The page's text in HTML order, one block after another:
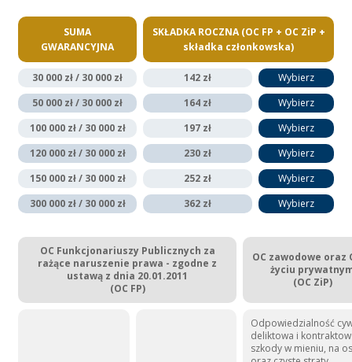
SUMA
GWARANCYJNA
SKŁADKA ROCZNA (OC FP + OC ZiP +
składka członkowska)
30 000 zł / 30 000 zł 142 zł
Wybierz
50 000 zł / 30 000 zł
164 zł
Wybierz
100 000 zł / 30 000 zł
197 zł
Wybierz
120 000 zł / 30 000 zł
230 zł
Wybierz
150 000 zł / 30 000 zł
252 zł
Wybierz
300 000 zł / 30 000 zł
362 zł Wybierz
OC Funkcjonariuszy Publicznych za
rażące naruszenie prawa - zgodne z
ustawą z dnia 20.01.2011
(OC FP)
OC zawodowe oraz
życiu
(OC ZiP)
Odpowiedzialność
deliktowa i
szkody w mieniu, na